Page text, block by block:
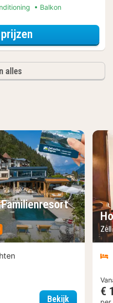
Balkon
voor Premium
alles
Bekijk Superior
€